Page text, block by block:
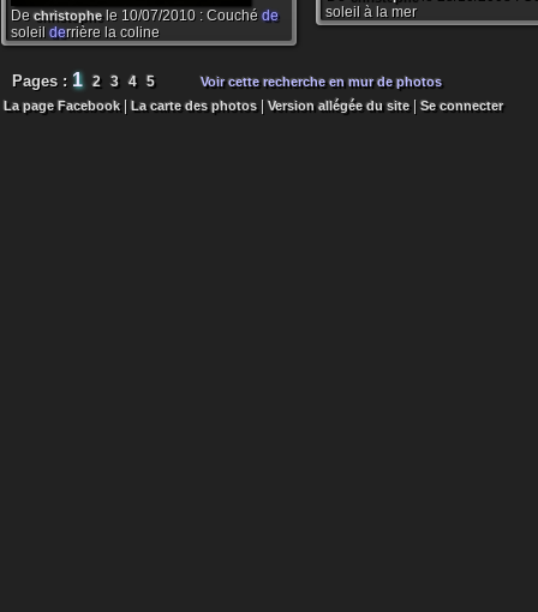
Dechristophele 10/07/2010 : Couchéde
soleilderrière la coline
soleil à la mer
Pages : 1 2 3 4 5
Voir cette recherche en mur de photos
La page Facebook| La carte des photos|Version allégée du site| Se connecter